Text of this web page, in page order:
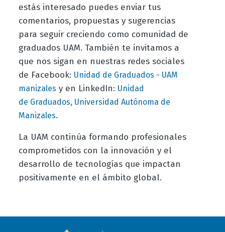
estás interesado puedes enviar tus
comentarios, propuestas y sugerencias
para seguir creciendo como comunidad de
graduados UAM. También te invitamos a
que nos sigan en nuestras redes sociales
de Facebook: Unidad de Graduados - UAM
manizales y en LinkedIn: Unidad
de Graduados, Universidad Autónoma de
Manizales.
La UAM continúa formando profesionales
comprometidos con la innovación y el
desarrollo de tecnologías que impactan
positivamente en el ámbito global.